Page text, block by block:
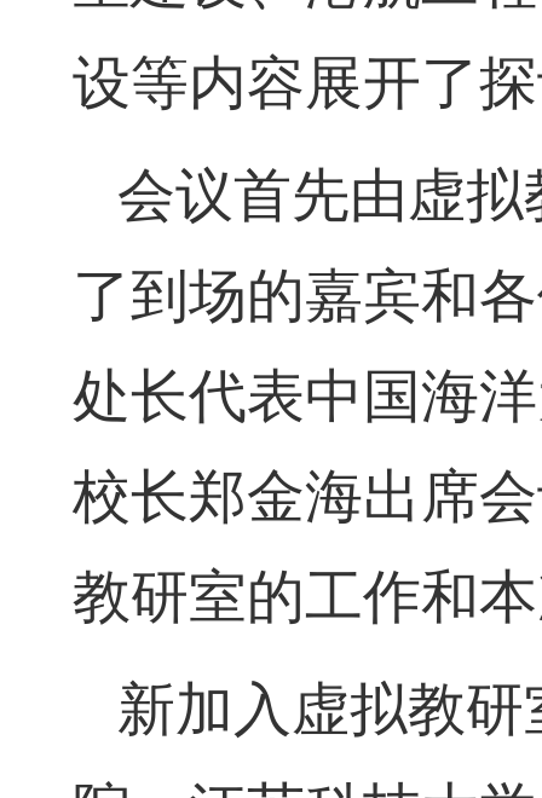
设等内容展开了
会议首先由虚
了到场的嘉宾和
处长代表中国海
校长郑金海出席
教研室的工作和
新加入虚拟教研